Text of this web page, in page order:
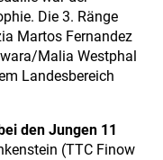
Die 3. Ränge
Martos Fernandez
Malia Westphal
Landesbereich
den Jungen 11
(TTC Finow